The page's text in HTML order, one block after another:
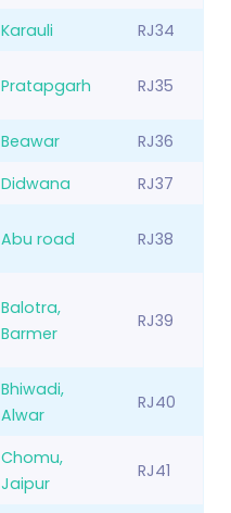
Karauli
RJ34
Pratapgarh RJ35
Beawar
RJ36
Didwana
RJ37
Abu road RJ38
Balotra,
Barmer
RJ39
Bhiwadi,
Alwar
RJ40
Chomu,
Jaipur
RJ41